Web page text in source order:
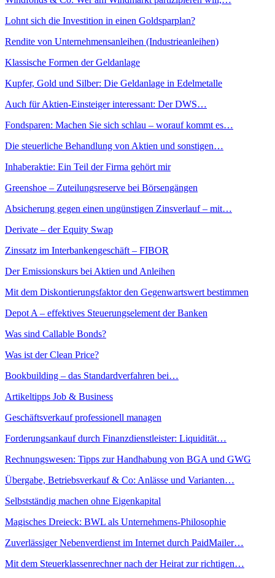
Lohnt sich die Investition in einen Goldsparplan?
Rendite von Unternehmensanleihen (Industrieanleihen)
Klassische Formen der Geldanlage
Kupfer, Gold und Silber: Die Geldanlage in Edelmetalle
Auch für Aktien-Einsteiger interessant: Der DWS…
Fondsparen: Machen Sie sich schlau – worauf kommt es…
Die steuerliche Behandlung von Aktien und sonstigen…
Inhaberaktie: Ein Teil der Firma gehört mir
Greenshoe – Zuteilungsreserve bei Börsengängen
Absicherung gegen einen ungünstigen Zinsverlauf – mit…
Derivate – der Equity Swap
Zinssatz im Interbankengeschäft – FIBOR
Der Emissionskurs bei Aktien und Anleihen
Mit dem Diskontierungsfaktor den Gegenwartswert bestimmen
Depot A – effektives Steuerungselement der Banken
Was sind Callable Bonds?
Was ist der Clean Price?
Bookbuilding – das Standardverfahren bei…
Artikeltipps Job & Business
Geschäftsverkauf professionell managen
Forderungsankauf durch Finanzdienstleister: Liquidität…
Rechnungswesen: Tipps zur Handhabung von BGA und GWG
Übergabe, Betriebsverkauf & Co: Anlässe und Varianten…
Selbstständig machen ohne Eigenkapital
Magisches Dreieck: BWL als Unternehmens-Philosophie
Zuverlässiger Nebenverdienst im Internet durch PaidMailer…
Mit dem Steuerklassenrechner nach der Heirat zur richtigen…